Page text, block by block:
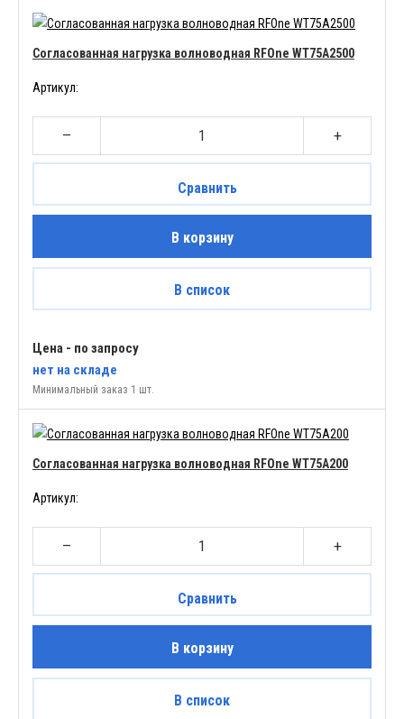
Согласованная нагрузка волноводная RFOne WT75A2500
Артикул:
– +
Минимальный заказ 1 шт.
Сравнить
В корзину
В список
Цена - по запросу
нет на складе
Согласованная нагрузка волноводная RFOne WT75A200
Артикул:
– +
Сравнить
В корзину
В список